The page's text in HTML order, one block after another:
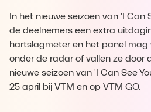
In het nieuwe seizoen van 'I Can
de deelnemers een extra
hartslagmeter en het panel mag
onder de radar of vallen ze door
nieuwe seizoen van 'I Can See
25 april bij VTM en op VTM GO.